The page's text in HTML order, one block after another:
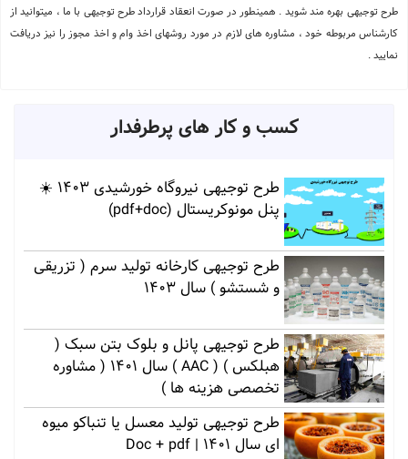
طرح توجیهی بهره مند شوید . همینطور در صورت انعقاد قرارداد طرح توجیهی با ما ، میتوانید از
کارشناس مربوطه خود ، مشاوره های لازم در مورد روشهای اخذ وام و اخذ مجوز را نیز دریافت
نمایید .
کسب و کار های پرطرفدار
طرح توجیهی نیروگاه خورشیدی 1403 ☀️
پنل مونوکریستال (pdf+doc)
طرح توجیهی کارخانه تولید سرم ( تزریقی
و شستشو ) سال 1403
طرح توجیهی پانل و بلوک بتن سبک (
هبلکس ) ( AAC ) سال 1401 ( مشاوره
تخصصی هزینه ها )
طرح توجیهی تولید معسل یا تنباکو میوه
ای سال 1401 | Doc + pdf